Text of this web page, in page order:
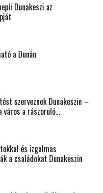
Dunakeszi az
a Dunán
szerveznek Dunakeszin –
a rászoruló...
és izgalmas
a családokat Dunakeszin